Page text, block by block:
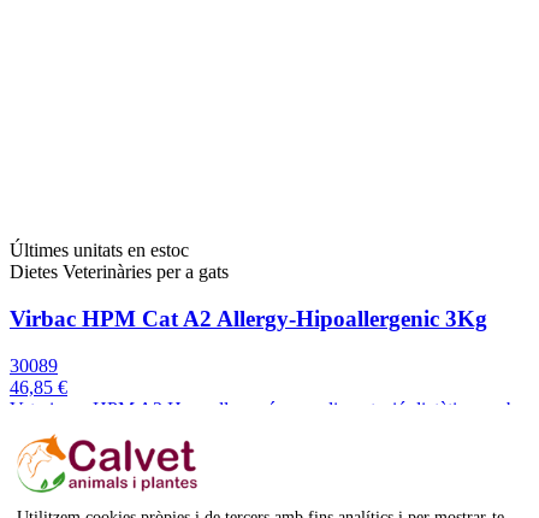
Últimes unitats en estoc
Dietes Veterinàries per a gats
Virbac HPM Cat A2 Allergy-Hipoallergenic 3Kg
30089
46,85 €
Veterinary HPM A2 Hypoallergy és una alimentació dietètica, amb
proteïna de salmó hidrolitzada, destinada a gats amb intoleràncies
alimentàries.
Afegeix a la cistella